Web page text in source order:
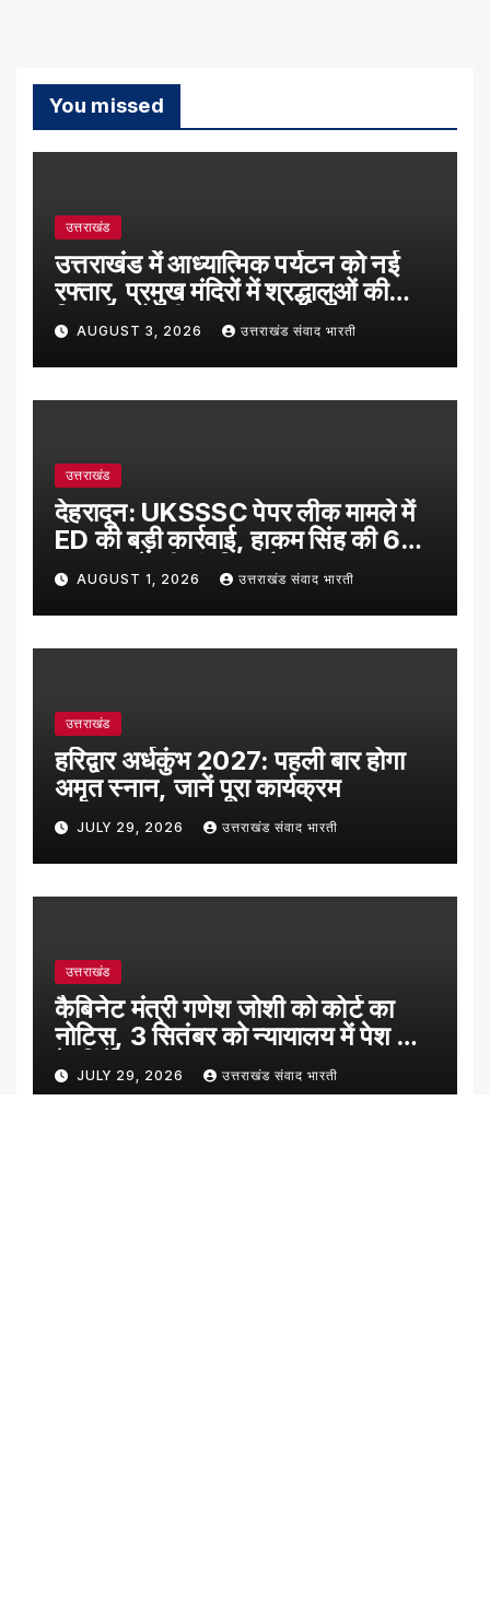
You missed
उत्तराखंड
उत्तराखंड में आध्यात्मिक पर्यटन को नई
रफ्तार, प्रमुख मंदिरों में श्रद्धालुओं की
रिकॉर्ड बढ़ोतरी
AUGUST 3, 2026 उत्तराखंड संवाद भारती
उत्तराखंड
देहरादून: UKSSSC पेपर लीक मामले में
ED की बड़ी कार्रवाई, हाकम सिंह की 63
लाख रुपये की संपत्ति अटैच
AUGUST 1, 2026 उत्तराखंड संवाद भारती
उत्तराखंड
हरिद्वार अर्धकुंभ 2027: पहली बार होगा
अमृत स्नान, जानें पूरा कार्यक्रम
JULY 29, 2026 उत्तराखंड संवाद भारती
उत्तराखंड
कैबिनेट मंत्री गणेश जोशी को कोर्ट का
नोटिस, 3 सितंबर को न्यायालय में पेश होने
के निर्देश
JULY 29, 2026 उत्तराखंड संवाद भारती